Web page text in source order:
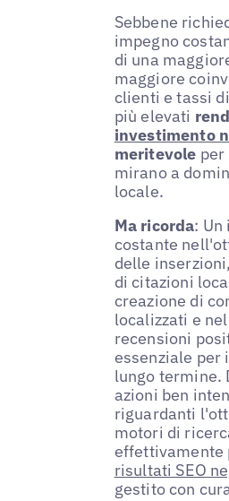
Sebbene
impegno
di una
maggiore
clienti e tassi
più elevati
investimento
meritevole per
mirano a
locale.
Ma ricorda: Un
costante
delle
di citazioni
creazione di
localizzati e
recensioni
essenziale per
lungo termine.
azioni ben
riguardanti
motori di
effettivamente
risultati SEO
gestito con